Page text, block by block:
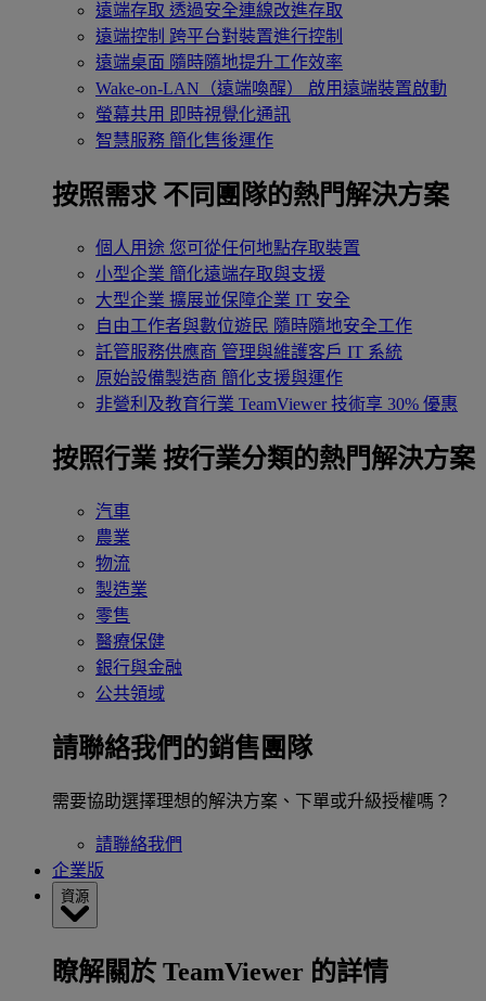
遠端存取 透過安全連線改進存取
遠端控制 跨平台對裝置進行控制
遠端桌面 隨時隨地提升工作效率
Wake-on-LAN（遠端喚醒）
啟用遠端裝置啟動
螢幕共用 即時視覺化通訊
智慧服務 簡化售後運作
按照需求 不同團隊的熱門解決方案
個人用途 您可從任何地點存取裝置
小型企業 簡化遠端存取與支援
大型企業 擴展並保障企業 IT 安全
自由工作者與數位遊民 隨時隨地安全工作
託管服務供應商 管理與維護客戶 IT 系統
原始設備製造商 簡化支援與運作
非營利及教育行業 TeamViewer 技術享 30% 優惠
按照行業 按行業分類的熱門解決方案
汽車
農業
物流
製造業
零售
醫療保健
銀行與金融
公共領域
請聯絡我們的銷售團隊
需要協助選擇理想的解決方案、下單或升級授權嗎？
請聯絡我們
企業版
資源
瞭解關於 TeamViewer 的詳情